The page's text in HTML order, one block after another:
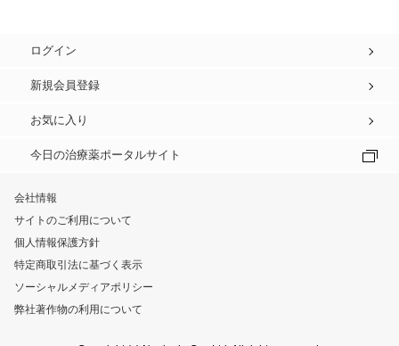
ログイン
新規会員登録
お気に入り
今日の治療薬ポータルサイト
会社情報
サイトのご利用について
個人情報保護方針
特定商取引法に基づく表示
ソーシャルメディアポリシー
弊社著作物の利用について